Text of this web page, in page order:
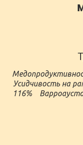
Усидчивость на
116%